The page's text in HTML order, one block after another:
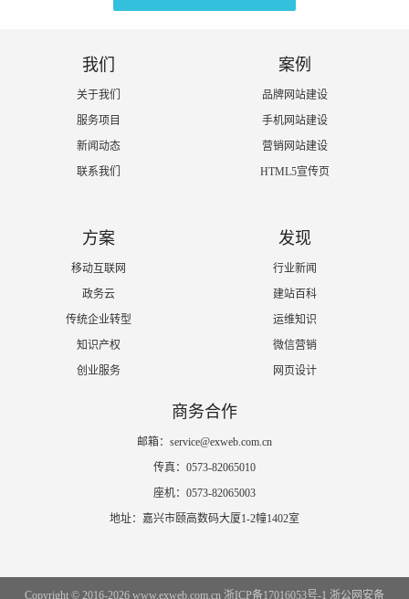
我们
关于我们
服务项目
新闻动态
联系我们
案例
品牌网站建设
手机网站建设
营销网站建设
HTML5宣传页
方案
移动互联网
政务云
传统企业转型
知识产权
创业服务
发现
行业新闻
建站百科
运维知识
微信营销
网页设计
商务合作
邮箱：service@exweb.com.cn
传真：0573-82065010
座机：0573-82065003
地址：嘉兴市颐高数码大厦1-2幢1402室
Copyright © 2016-2026 www.exweb.com.cn 浙ICP备17016053号-1 浙公网安备